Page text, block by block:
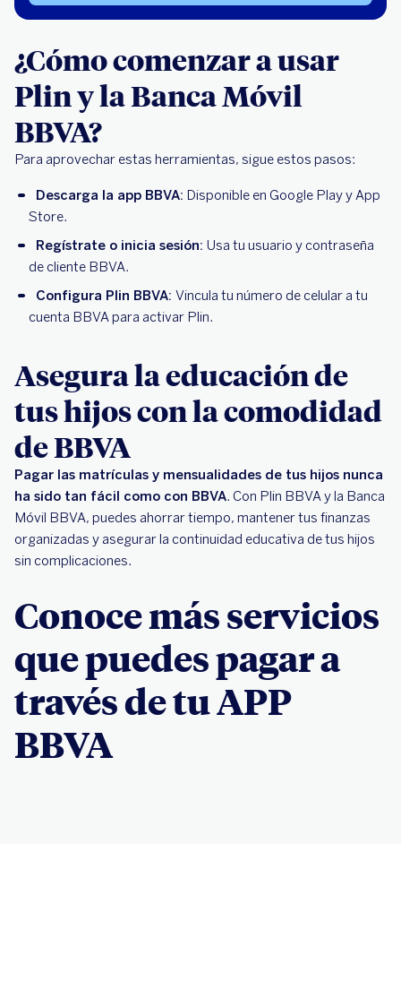
¿Cómo comenzar a usar
Plin y la Banca Móvil
BBVA?
Para aprovechar estas herramientas, sigue estos pasos:
Descarga la app BBVA: Disponible en Google Play y App
Store.
Regístrate o inicia sesión: Usa tu usuario y contraseña
de cliente BBVA.
Configura Plin BBVA: Vincula tu número de celular a tu
cuenta BBVA para activar Plin.
Asegura la educación de
tus hijos con la comodidad
de BBVA
Pagar las matrículas y mensualidades de tus hijos nunca
ha sido tan fácil como con BBVA. Con Plin BBVA y la Banca
Móvil BBVA, puedes ahorrar tiempo, mantener tus finanzas
organizadas y asegurar la continuidad educativa de tus hijos
sin complicaciones.
Conoce más servicios
que puedes pagar a
través de tu APP
BBVA